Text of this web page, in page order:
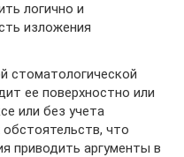
логично и
изложения
стоматологической
ее поверхностно или
или без учета
обстоятельств, что
приводить аргументы в